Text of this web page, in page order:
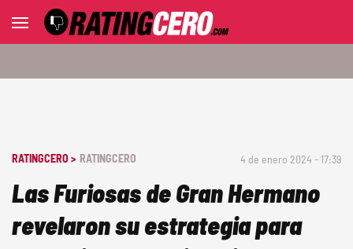
RATINGCERO > RATINGCERO 4 de enero 2024 - 17:39
Las Furiosas de Gran Hermano
revelaron su estrategia para